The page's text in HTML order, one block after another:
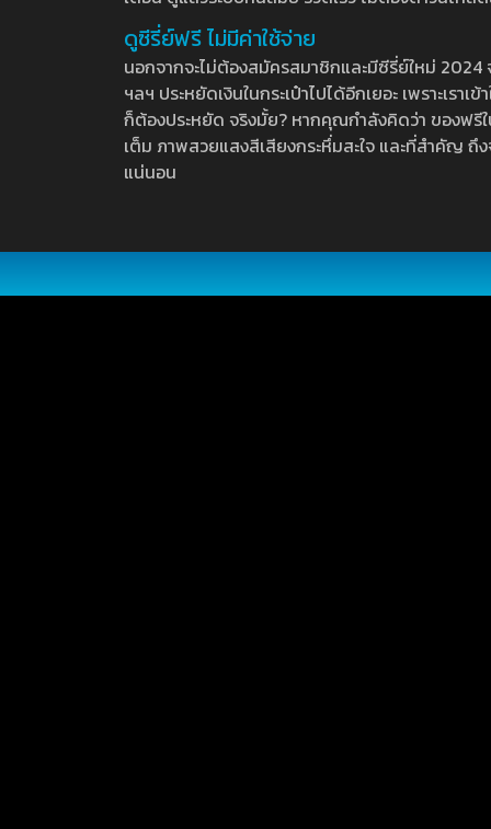
ดูซีรี่ย์ฟรี ไม่มีค่าใช้จ่าย
นอกจากจะไม่ต้องสมัครสมาชิกและมีซีรี่ย์ใหม่
ฯลฯ ประหยัดเงินในกระเป๋าไปได้อีกเยอะ เพราะเร
ก็ต้องประหยัด จริงมั้ย? หากคุณกำลังคิดว่า ของฟ
เต็ม ภาพสวยแสงสีเสียงกระหึ่มสะใจ และที่สำคัญ
แน่นอน